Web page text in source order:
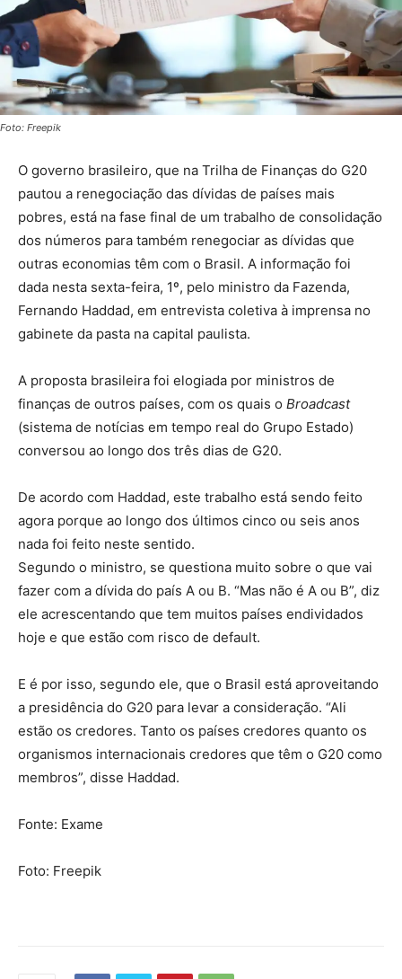
Foto: Freepik
O governo brasileiro, que na Trilha de Finanças do G20
pautou a renegociação das dívidas de países mais
pobres, está na fase final de um trabalho de consolidação
dos números para também renegociar as dívidas que
outras economias têm com o Brasil. A informação foi
dada nesta sexta-feira, 1º, pelo ministro da Fazenda,
Fernando Haddad, em entrevista coletiva à imprensa no
gabinete da pasta na capital paulista.
A proposta brasileira foi elogiada por ministros de
finanças de outros países, com os quais o Broadcast
(sistema de notícias em tempo real do Grupo Estado)
conversou ao longo dos três dias de G20.
De acordo com Haddad, este trabalho está sendo feito
agora porque ao longo dos últimos cinco ou seis anos
nada foi feito neste sentido.
Segundo o ministro, se questiona muito sobre o que vai
fazer com a dívida do país A ou B. “Mas não é A ou B”, diz
ele acrescentando que tem muitos países endividados
hoje e que estão com risco de default.
E é por isso, segundo ele, que o Brasil está aproveitando
a presidência do G20 para levar a consideração. “Ali
estão os credores. Tanto os países credores quanto os
organismos internacionais credores que têm o G20 como
membros”, disse Haddad.
Fonte: Exame
Foto: Freepik